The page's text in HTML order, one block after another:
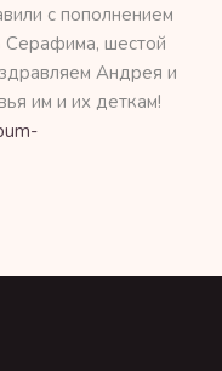
с пополнением
Серафима, шестой
Андрея и
им и их деткам!